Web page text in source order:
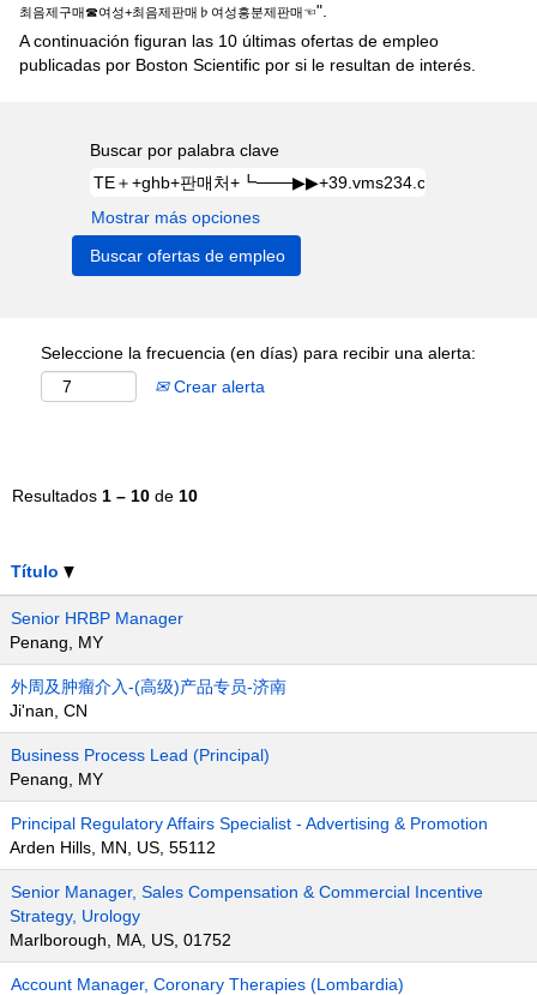
최음제구매☎여성+최음제판매♭여성흥분제판매☜".
A continuación figuran las 10 últimas ofertas de empleo
publicadas por Boston Scientific por si le resultan de interés.
Buscar por palabra clave
Mostrar más opciones
Seleccione la frecuencia (en días) para recibir una alerta:
Crear alerta
Resultados 1 – 10 de 10
Título
Senior HRBP Manager
Penang, MY
外周及肿瘤介入-(高级)产品专员-济南
Ji'nan, CN
Business Process Lead (Principal)
Penang, MY
Principal Regulatory Affairs Specialist - Advertising & Promotion
Arden Hills, MN, US, 55112
Senior Manager, Sales Compensation & Commercial Incentive
Strategy, Urology
Marlborough, MA, US, 01752
Account Manager, Coronary Therapies (Lombardia)